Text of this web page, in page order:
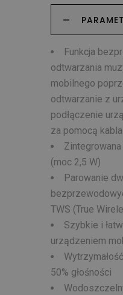
Funkcja
odtwarzania
mobilnego
odtwarzanie z
podłączenie
za pomocą
(moc 2,5 W)
Parowanie
TWS (True
Szybkie i
urządzeniem
50% głośności